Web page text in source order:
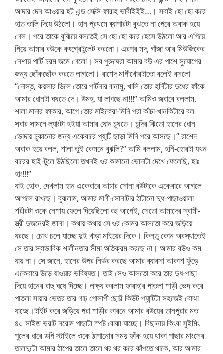
আদার দেন আওয়ার হট এন্ড সেক্সি ফারাহ ভাবীইইই…। সবাই হো হো করে
হাত তালি দিয়ে উঠলো। হান প্রথমে ব্যাপারটা বুঝতে না পেরে অবাক হয়ে
গেল। পরে তাকে বুঝিয়ে বলতেই সে হো হো করে হেসে উঠলো আর এগিয়ে
গিয়ে আমার বউকে কংগ্রেটুলেট করলো। এরপর মদ, গাঁজা আর মিউজিকের
নেশায় পার্টি চরম জমে গেলো। সব পুরুষেরা আমার বউ এর পাশে সুযোগের
জন্য ছোঁকছোঁক করতে লাগলো। রাশেদ মাগীখোরটাতো বলেই বসলো
“দোস্ত, কয়লার ডিলে তোরে পার্টনার বানামু, খালি তোর হর্নিটার দুধের ফাঁকে
আমার ধোনটা ঘষতে দে। উমহ্, যা লাগছে না!!!” আমিও জবাবে বললাম,
শালা মাদার ফাকার, আগে তোর মাইক্রো-মিনি পরা কাঁচা-খানকিটারে বল
সবার সামনে ল্যাংটা হইয়া আমার ধোন চুষতে। চুদির ঝিতো হানের ধোন
ভোদায় ঢুকানোর জন্য একেবারে প্যান্টি ছাড়া মিনি পরে আসছে।” রাশেদ
অবাক হয়ে বলল, শালা তুই কেমনে বুঝলি?” আমি বললাম, হর্নি-হোরটা যখন
বারের হাই-টুলে উঠছিলো তখনই ওর কামানো ভোদাটা দেখে ফেলেছি, হাঃ
হাঃ!!!”
যাই হোক, দেখলাম হান একেবারে আমার সোনা বউটাকে একেবারে আগলে
আগলে রাখছে। বুঝলাম, আমার মাগী-সোনাটার ঠাটানো দুধ-পাছাওয়ালা
শরীরটা ওকে নেশায় ফেলে দিয়েছিলো বহু আগেই, সেতো আমাদের স্বামী-
স্ত্রী দুজনেরই জানা। কথায় কথায় সে ওর কোমর আলতো করে জড়িয়ে
ধরছে। চোখ চলে যাচ্ছে দুই খাড়া মাইয়ের দিকে। কিন্তু কোন অবস্থাতেই
সে তার স্বাভাবিক শালীনতার সীমা অতিক্রম করছে না। আমার বউও কম
যায় না। সে জানে, হানের উপর নির্ভর করছে আমার ব্যাবসা আকাশ ফুঁড়ে
একেবারে উড়ে যাওয়ার ভবিষ্যত। তাই সেও আলতো করে তার দুধ-পাছা
দিয়ে হানের বাহু ঘষে দিচ্ছে। লক্ষ্য করলাম ফারাহ্’র পাতলা শাড়ী ভেদ করে
পাতলা সায়ার ভেতর তার গাঢ় গোলাপী ছোট্ট কিউট প্যান্টিটা সহজেই বোঝা
যাচ্ছে।টাইট করে জড়িয়ে পরা শাড়ীর কারনে আমার বউয়ের তানপুরার মত
৪০ সাইজ ভরাট নরোম পাছাটা স্পষ্ট বোঝা যাচ্ছে। বিছানায় কিংবা সুইমিং
পুলের ধারে ডগি স্টাইলে ওকে ঠাপানোর সময় ফাঁক হয়ে থাকা পাছার মাংসের
তালদুটো আমার ঠাপের তালে তালে থর থর করে কাঁপতে থাকে, আর আমার